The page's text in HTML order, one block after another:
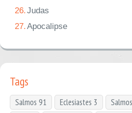
26.Judas
27.Apocalipse
Tags
Salmos 91 Eclesiastes 3